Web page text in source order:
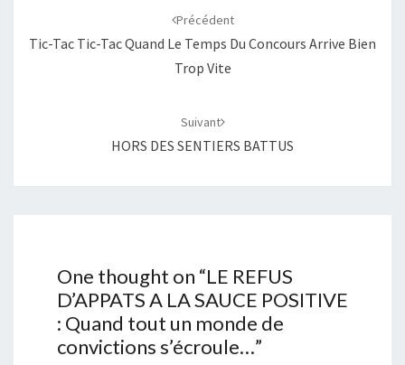
Précédent
Tic-Tac Tic-Tac Quand Le Temps Du Concours Arrive Bien
Trop Vite
Suivant
HORS DES SENTIERS BATTUS
One thought on “LE REFUS
D’APPATS A LA SAUCE POSITIVE
: Quand tout un monde de
convictions s’écroule…”